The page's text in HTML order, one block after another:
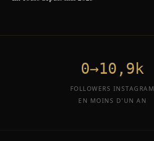
0→10,9k
FOLLOWERS INSTAGRAM
EN MOINS D'UN AN